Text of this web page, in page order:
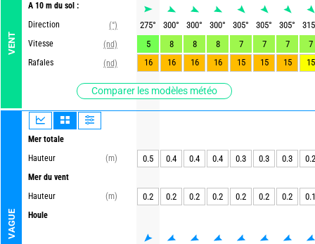
VENT
A 10 m du sol :
Direction
(°)
Vitesse
(nd)
Rafales
(nd)
Comparer les modèles météo
VAGUE
Mer totale
Hauteur
(m)
Mer du vent
Hauteur
(m)
Houle
275° 300° 300° 300° 305° 305° 305°
315
5
8 8 8 7 7 7
7
16
16 16 16 15 15 15 15
0.5 0.4 0.4 0.4 0.3 0.3 0.3 0.2
0.2 0.2 0.2 0.2 0.2 0.2 0.2 0.1